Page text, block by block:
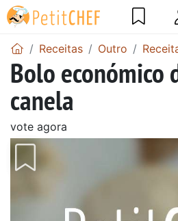
Receitas Outro
Bolo económico
canela
vote agora